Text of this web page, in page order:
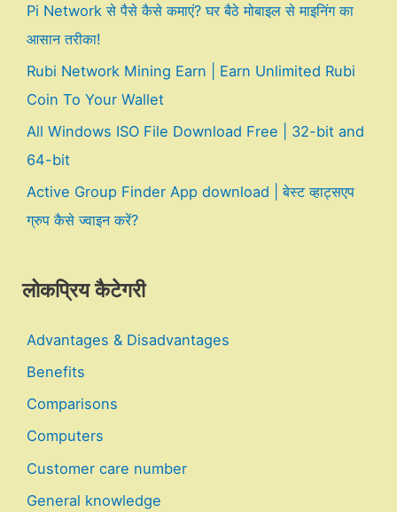
Pi Network से पैसे कैसे कमाएं? घर बैठे मोबाइल से माइनिंग का
आसान तरीका!
Rubi Network Mining Earn | Earn Unlimited Rubi
Coin To Your Wallet
All Windows ISO File Download Free | 32-bit and
64-bit
Active Group Finder App download | बेस्ट व्हाट्सएप
ग्रुप कैसे ज्वाइन करें?
लोकप्रिय कैटेगरी
Advantages & Disadvantages
Benefits
Comparisons
Computers
Customer care number
General knowledge